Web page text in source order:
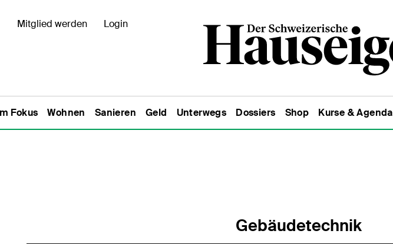
Mitglied werden Login
Fokus Wohnen Sanieren Geld Unterwegs Dossiers Shop Kurse & Agenda
Gebäudetechnik